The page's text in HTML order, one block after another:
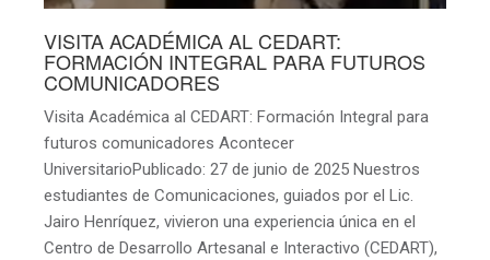
VISITA ACADÉMICA AL CEDART:
FORMACIÓN INTEGRAL PARA FUTUROS
COMUNICADORES
Visita Académica al CEDART: Formación Integral para
futuros comunicadores Acontecer
UniversitarioPublicado: 27 de junio de 2025 Nuestros
estudiantes de Comunicaciones, guiados por el Lic.
Jairo Henríquez, vivieron una experiencia única en el
Centro de Desarrollo Artesanal e Interactivo (CEDART),